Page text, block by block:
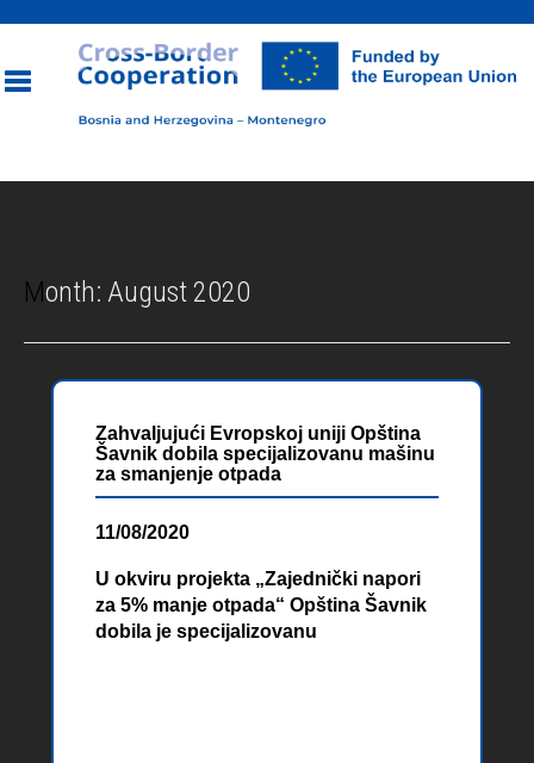
Month: August 2020
Zahvaljujući Evropskoj uniji Opština
Šavnik dobila specijalizovanu mašinu
za smanjenje otpada
11/08/2020
U okviru projekta „Zajednički napori
za 5% manje otpada“ Opština Šavnik
dobila je specijalizovanu